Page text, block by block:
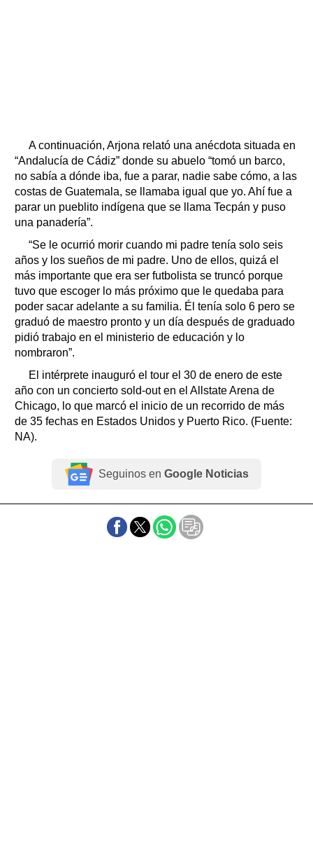
A continuación, Arjona relató una anécdota situada en
“Andalucía de Cádiz” donde su abuelo “tomó un barco,
no sabía a dónde iba, fue a parar, nadie sabe cómo, a las
costas de Guatemala, se llamaba igual que yo. Ahí fue a
parar un pueblito indígena que se llama Tecpán y puso
una panadería”.
“Se le ocurrió morir cuando mi padre tenía solo seis
años y los sueños de mi padre. Uno de ellos, quizá el
más importante que era ser futbolista se truncó porque
tuvo que escoger lo más próximo que le quedaba para
poder sacar adelante a su familia. Él tenía solo 6 pero se
graduó de maestro pronto y un día después de graduado
pidió trabajo en el ministerio de educación y lo
nombraron”.
El intérprete inauguró el tour el 30 de enero de este
año con un concierto sold-out en el Allstate Arena de
Chicago, lo que marcó el inicio de un recorrido de más
de 35 fechas en Estados Unidos y Puerto Rico. (Fuente:
NA).
Seguinos en Google Noticias